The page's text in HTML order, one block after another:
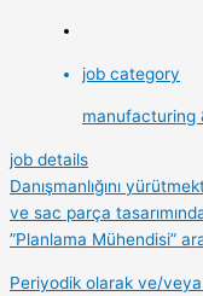
job category
manufacturing
job details
Danışmanlığını
ve sac parça
”Planlama Mühendisi”
Periyodik olarak ve/